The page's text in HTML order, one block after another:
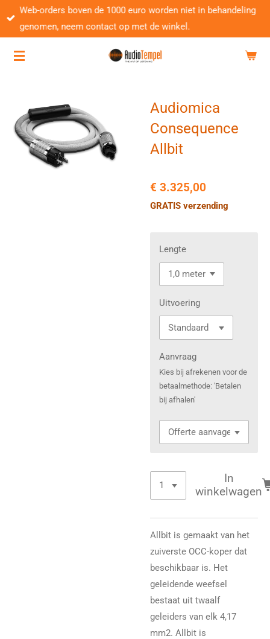
Ga
direct
de
Web-orders boven de 1000 euro worden niet in behandeling
genomen, neem contact op met de winkel.
Audiomica
Consequence
Allbit
€ 3.325,00
GRATIS verzending
Lengte
Uitvoering
Aanvraag
Kies bij afrekenen voor de
betaalmethode: 'Betalen
bij afhalen'
In
winkelwagen
Allbit is gemaakt van het
zuiverste OCC-koper dat
beschikbaar is. Het
geleidende weefsel
bestaat uit twaalf
geleiders van elk 4,17
mm2. Allbit is